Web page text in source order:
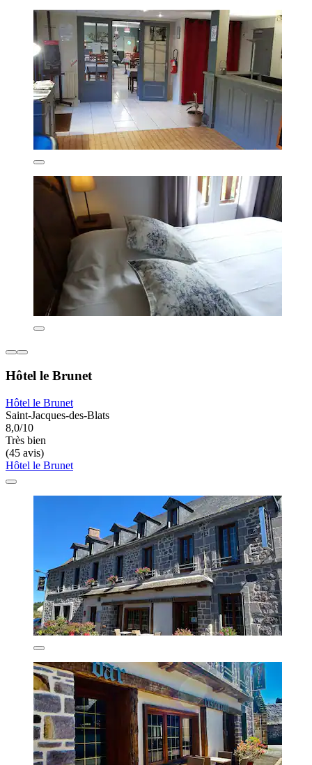
Hôtel le Brunet
Hôtel le Brunet
Saint-Jacques-des-Blats
8,0/10
Très bien
(45 avis)
Hôtel le Brunet